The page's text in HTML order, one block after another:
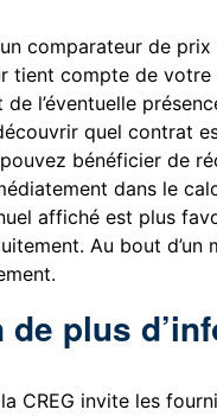
comparateur de
tient compte de
l’éventuelle
quel contrat
bénéficier de
dans le
affiché est plus
Au bout
de plus
CREG invite les